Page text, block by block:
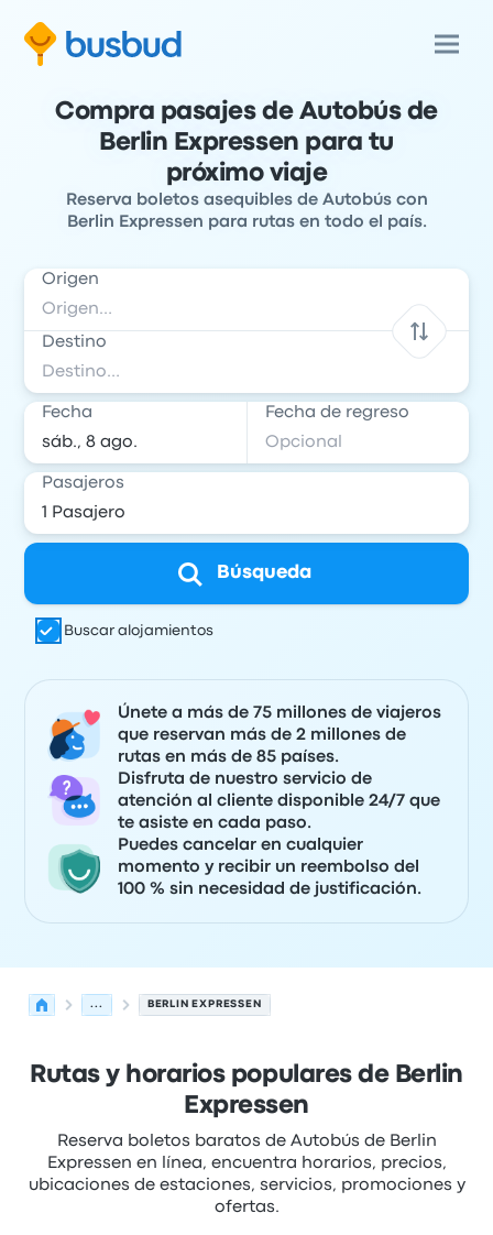
Compra pasajes de Autobús de
Berlin Expressen para tu
próximo viaje
Reserva boletos asequibles de Autobús con
Berlin Expressen para rutas en todo el país.
Origen
Destino
Fecha Fecha de regreso
Pasajeros
Búsqueda
Buscar alojamientos
Únete a más de 75 millones de viajeros
que reservan más de 2 millones de
rutas en más de 85 países.
Disfruta de nuestro servicio de
atención al cliente disponible 24/7 que
te asiste en cada paso.
Puedes cancelar en cualquier
momento y recibir un reembolso del
100 % sin necesidad de justificación.
... BERLIN EXPRESSEN
Rutas y horarios populares de Berlin
Expressen
Reserva boletos baratos de Autobús de Berlin
Expressen en línea, encuentra horarios, precios,
ubicaciones de estaciones, servicios, promociones y
ofertas.